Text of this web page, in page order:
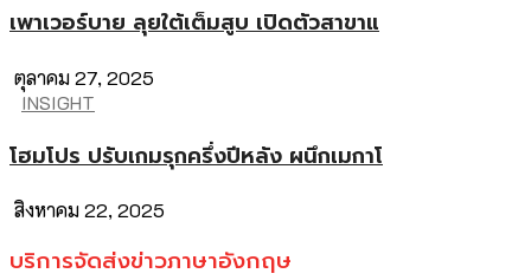
เพาเวอร์บาย ลุยใต้เต็มสูบ เปิดตัวสาขาแ
ตุลาคม 27, 2025
INSIGHT
โฮมโปร ปรับเกมรุกครึ่งปีหลัง ผนึกเมกาโ
สิงหาคม 22, 2025
บริการจัดส่งข่าวภาษาอังกฤษ